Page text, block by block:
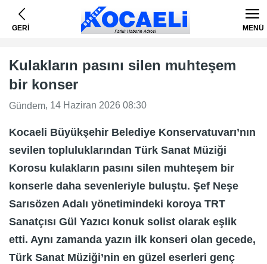
GERİ MENÜ
Kulakların pasını silen muhteşem
bir konser
Gündem, 14 Haziran 2026 08:30
Kocaeli Büyükşehir Belediye Konservatuvarı’nın
sevilen topluluklarından Türk Sanat Müziği
Korosu kulakların pasını silen muhteşem bir
konserle daha sevenleriyle buluştu. Şef Neşe
Sarısözen Adalı yönetimindeki koroya TRT
Sanatçısı Gül Yazıcı konuk solist olarak eşlik
etti. Aynı zamanda yazın ilk konseri olan gecede,
Türk Sanat Müziği’nin en güzel eserleri genç